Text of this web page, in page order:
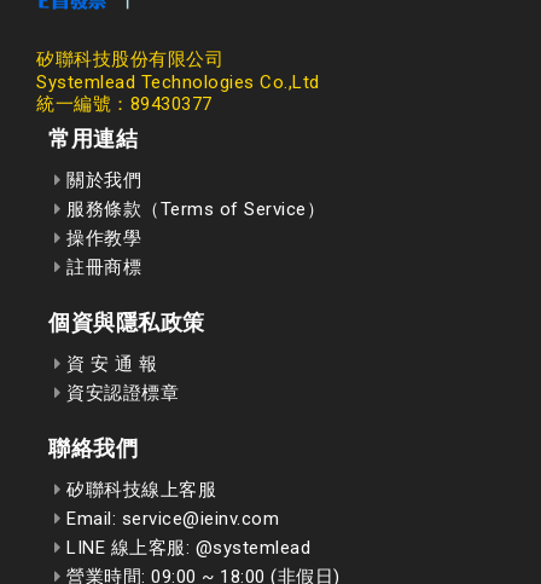
矽聯科技股份有限公司
Systemlead Technologies Co.,Ltd
統一編號：89430377
常用連結
關於我們
服務條款（Terms of Service）
操作教學
註冊商標
個資與隱私政策
資 安 通 報
資安認證標章
聯絡我們
矽聯科技線上客服
Email: service@ieinv.com
LINE 線上客服: @systemlead
營業時間: 09:00 ~ 18:00 (非假日)